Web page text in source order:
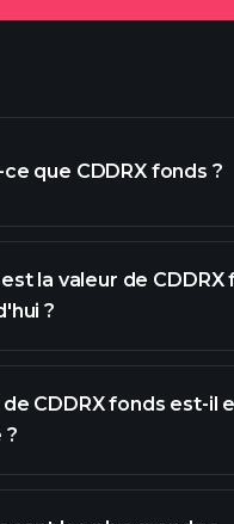
que CDDRX fonds ?
la valeur de CDDRX
?
graphique avancé
CDDRX fonds est-il
?